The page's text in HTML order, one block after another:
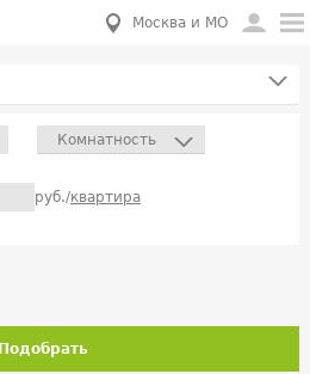
Москва и МО
Комнатность
руб./квартира
Подобрать